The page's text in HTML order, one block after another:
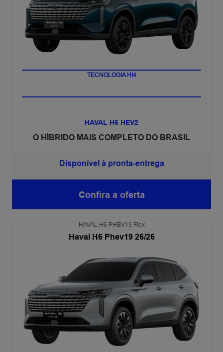
LANÇAMENTO
HAVAL H6 HEV2
O HÍBRIDO MAIS COMPLETO DO BRASIL
Disponível à pronta-entrega
Confira a oferta
HAVAL H6 PHEV19 Flex
Haval H6 Phev19 26/26